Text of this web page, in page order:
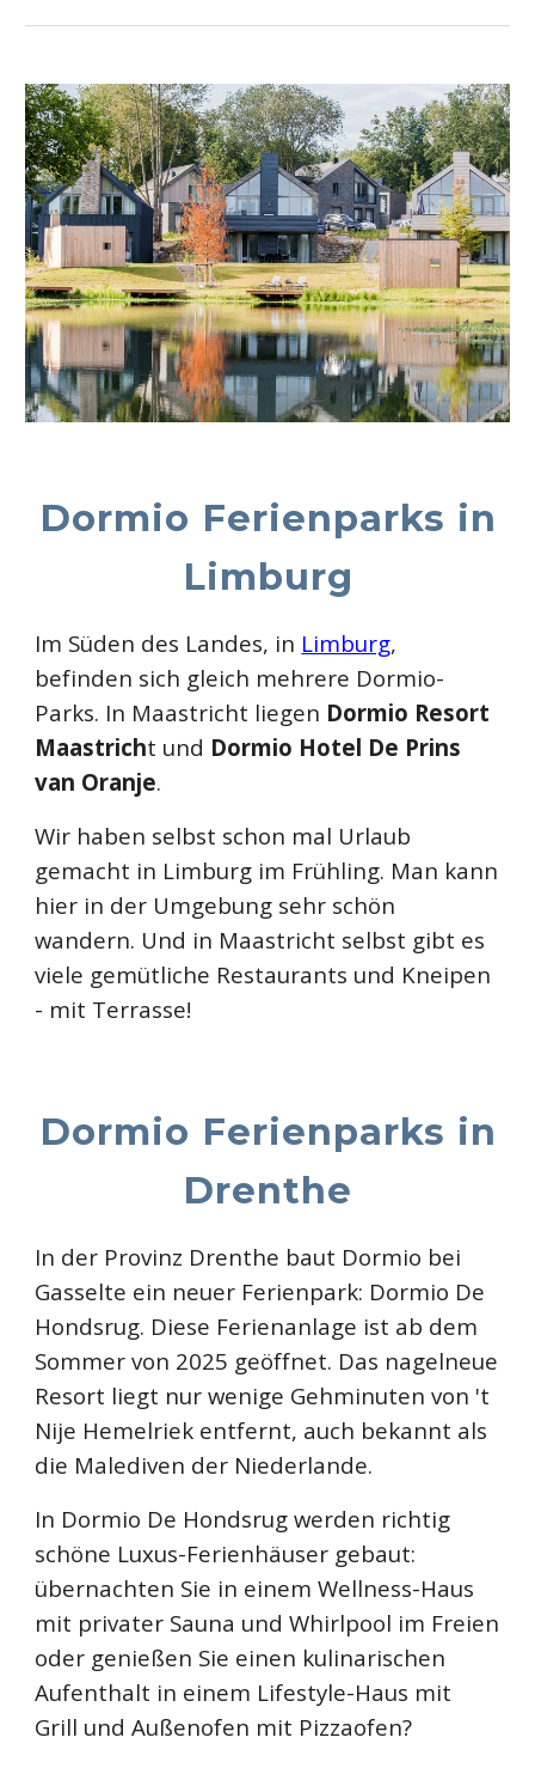
Dormio Ferienparks in
Limburg
Im Süden des Landes, in Limburg,
befinden sich gleich mehrere Dormio-
Parks. In Maastricht liegen Dormio Resort
Maastricht und Dormio Hotel De Prins
van Oranje.
Wir haben selbst schon mal Urlaub
gemacht in Limburg im Frühling. Man kann
hier in der Umgebung sehr schön
wandern. Und in Maastricht selbst gibt es
viele gemütliche Restaurants und Kneipen
- mit Terrasse!
Dormio Ferienparks in
Drenthe
In der Provinz Drenthe baut Dormio bei
Gasselte ein neuer Ferienpark: Dormio De
Hondsrug. Diese Ferienanlage ist ab dem
Sommer von 2025 geöffnet. Das nagelneue
Resort liegt nur wenige Gehminuten von 't
Nije Hemelriek entfernt, auch bekannt als
die Malediven der Niederlande.
In Dormio De Hondsrug werden richtig
schöne Luxus-Ferienhäuser gebaut:
übernachten Sie in einem Wellness-Haus
mit privater Sauna und Whirlpool im Freien
oder genießen Sie einen kulinarischen
Aufenthalt in einem Lifestyle-Haus mit
Grill und Außenofen mit Pizzaofen?